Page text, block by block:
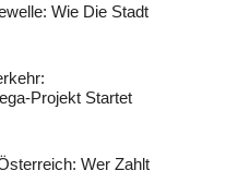
Wie Die Stadt
Projekt Startet
Wer Zahlt